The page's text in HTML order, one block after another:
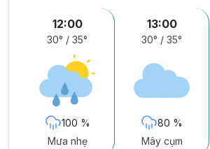
12:00
30° / 35°
100 %
Mưa nhẹ
13:00
30° / 35°
80 %
Mây cụm